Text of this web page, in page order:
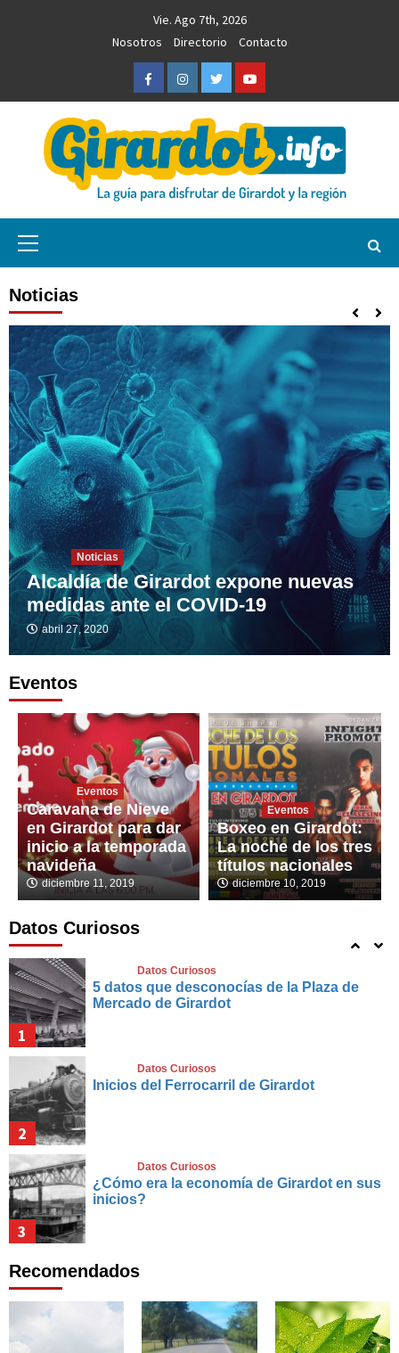
Vie. Ago 7th, 2026
Nosotros
Directorio Contacto
FacebookInstagramTwitterYoutube
Girardot.info
Noticias
Noticias
Alcaldía de Girardot expone nuevas
medidas ante el COVID-19
abril 27, 2020
Eventos
Eventos
Caravana de Nieve
en Girardot para dar
inicio a la temporada
navideña
diciembre 11, 2019
Eventos
Boxeo en Girardot:
La noche de los tres
títulos nacionales
diciembre 10, 2019
Datos Curiosos
3
Datos Curiosos
La Navegación del Alto Magdalena
5
Datos Curiosos
La Canoa de Montero
1
Datos Curiosos
5 datos que desconocías de la Plaza de
Mercado de Girardot
2
Datos Curiosos
Inicios del Ferrocarril de Girardot
3
Datos Curiosos
¿Cómo era la economía de Girardot en sus
inicios?
Datos Curiosos
La Navegación del Alto Magdalena
Recomendados